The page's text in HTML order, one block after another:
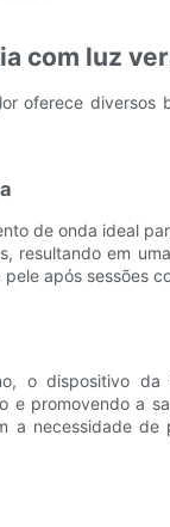
com luz
oferece diversos
de onda ideal
resultando em
após sessões
o dispositivo
promovendo a
a necessidade